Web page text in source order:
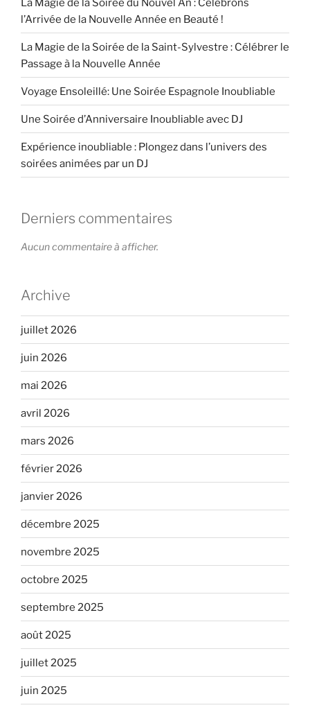
La Magie de la Soirée du Nouvel An : Célébrons
l’Arrivée de la Nouvelle Année en Beauté !
La Magie de la Soirée de la Saint-Sylvestre : Célébrer le
Passage à la Nouvelle Année
Voyage Ensoleillé: Une Soirée Espagnole Inoubliable
Une Soirée d’Anniversaire Inoubliable avec DJ
Expérience inoubliable : Plongez dans l’univers des
soirées animées par un DJ
Derniers commentaires
Aucun commentaire à afficher.
Archive
juillet 2026
juin 2026
mai 2026
avril 2026
mars 2026
février 2026
janvier 2026
décembre 2025
novembre 2025
octobre 2025
septembre 2025
août 2025
juillet 2025
juin 2025